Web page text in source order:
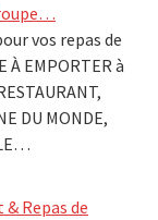
vos repas de
À EMPORTER à
DU MONDE,
& Repas de